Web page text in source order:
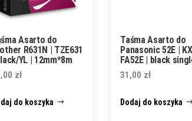
Asarto do
R631N | TZE631
YL | 12mm*8m
zł
do koszyka
Taśma Asarto do
Panasonic 52E |
FA52E | black
31,00 zł
Dodaj do koszyka